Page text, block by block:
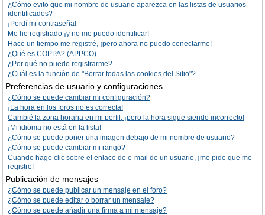
¿Cómo evito que mi nombre de usuario aparezca en las listas de usuarios
identificados?
¡Perdí mi contraseña!
Me he registrado ¡y no me puedo identificar!
Hace un tiempo me registré, ¡pero ahora no puedo conectarme!
¿Qué es COPPA? (APPCO)
¿Por qué no puedo registrarme?
¿Cuál es la función de "Borrar todas las cookies del Sitio"?
Preferencias de usuario y configuraciones
¿Cómo se puede cambiar mi configuración?
¡La hora en los foros no es correcta!
Cambié la zona horaria en mi perfil, ¡pero la hora sigue siendo incorrecto!
¡Mi idioma no está en la lista!
¿Cómo se puede poner una imagen debajo de mi nombre de usuario?
¿Cómo se puede cambiar mi rango?
Cuando hago clic sobre el enlace de e-mail de un usuario, ¡me pide que me
registre!
Publicación de mensajes
¿Cómo se puede publicar un mensaje en el foro?
¿Cómo se puede editar o borrar un mensaje?
¿Cómo se puede añadir una firma a mi mensaje?